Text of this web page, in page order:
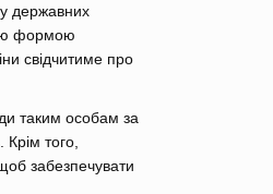
державних
формою
свідчитиме про
таким особам за
того,
забезпечувати